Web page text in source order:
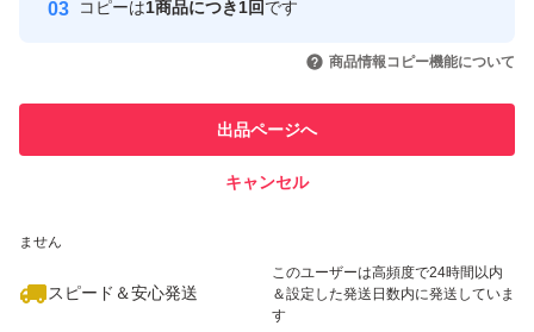
引を完了させた実績があります
での取引実績があります
ません
スピード＆安心発送
このユーザーは高頻度で24時間以内
＆設定した発送日数内に発送していま
す
コピーは1商品につき1回です
商品情報コピー機能について
出品ページへ
キャンセル